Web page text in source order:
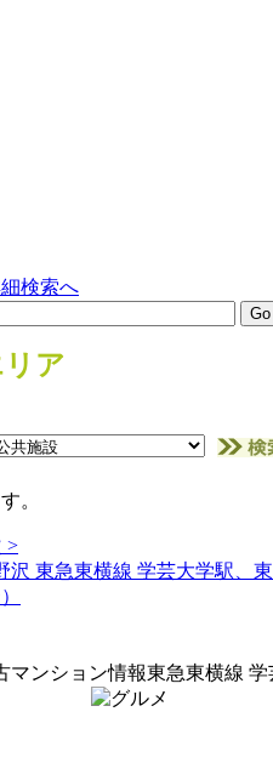
ア
。
>
沢 東急東横線 学芸大学駅、
マンション情報東急東横線 学